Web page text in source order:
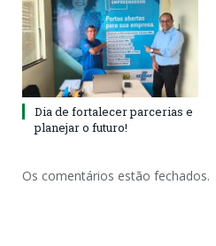
Dia de fortalecer parcerias e
planejar o futuro!
Os comentários estão fechados.